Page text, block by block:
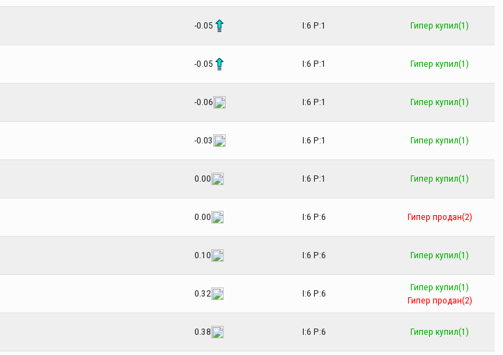
-0.05 I:6 P:1 Гипер купил(1)
-0.05 I:6 P:1 Гипер купил(1)
-0.06 I:6 P:1 Гипер купил(1)
-0.03 I:6 P:1 Гипер купил(1)
0.00 I:6 P:1 Гипер купил(1)
0.00 I:6 P:6 Гипер продан(2)
0.10 I:6 P:6 Гипер купил(1)
0.32 I:6 P:6
Гипер купил(1)
Гипер продан(2)
0.38 I:6 P:6 Гипер купил(1)